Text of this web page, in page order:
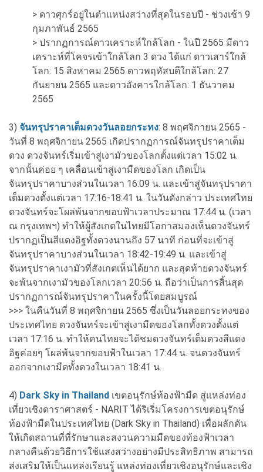
> ดาวศุกร์อยู่ในตำแหน่งสว่างที่สุดในรอบปี - ช่วงเช้า 9
กุมภาพันธ์ 2565
> ปรากฏการณ์ดาวเคราะห์ใกล้โลก - ในปี 2565 มีดาว
เคราะห์ที่โคจรเข้าใกล้โลก 3 ดวง ได้แก่ ดาวเสาร์ใกล้
โลก: 15 สิงหาคม 2565 ดาวพฤหัสบดีใกล้โลก: 27
กันยายน 2565 และดาวอังคารใกล้โลก: 1 ธันวาคม
2565
3) จันทรุปราคาเต็มดวงวันลอยกระทง: 8 พฤศจิกายน 2565 -
วันที่ 8 พฤศจิกายน 2565 เกิดปรากฏการณ์จันทรุปราคาเต็ม
ดวง ดวงจันทร์เริ่มเข้าสู่เงามัวของโลกตั้งแต่เวลา 15:02 น.
จากนั้นค่อย ๆ เคลื่อนเข้าสู่เงามืดของโลก เกิดเป็น
จันทรุปราคาบางส่วนในเวลา 16:09 น. และเข้าสู่จันทรุปราคา
เต็มดวงตั้งแต่เวลา 17:16-18:41 น. ในวันดังกล่าว ประเทศไทย
ดวงจันทร์จะโผล่พ้นจากขอบฟ้าเวลาประมาณ 17:44 น. (เวลา
ณ กรุงเทพฯ) ทำให้ผู้สังเกตในไทยมีโอกาสมองเห็นดวงจันทร์
ปรากฏเป็นสีแดงอิฐทั้งดวงนานถึง 57 นาที ก่อนที่จะเข้าสู่
จันทรุปราคาบางส่วนในเวลา 18:42-19:49 น. และเข้าสู่
จันทรุปราคาเงามัวที่สังเกตเห็นได้ยาก และสุดท้ายดวงจันทร์
จะพ้นจากเงามัวของโลกเวลา 20:56 น. ถือว่าเป็นการสิ้นสุด
ปรากฏการณ์จันทรุปราคาในครั้งนี้โดยสมบูรณ์
>>> ในคืนวันที่ 8 พฤศจิกายน 2565 ซึ่งเป็นวันลอยกระทงของ
ประเทศไทย ดวงจันทร์จะเข้าสู่เงามืดของโลกทั้งดวงตั้งแต่
เวลา 17:16 น. ทำให้คนไทยจะได้ชมดวงจันทร์เต็มดวงสีแดง
อิฐค่อยๆ โผล่พ้นจากขอบฟ้าในเวลา 17:44 น. จนดวงจันทร์
ออกจากเงามืดทั้งดวงในเวลา 18:41 น.
4) Dark Sky in Thailand เขตอนุรักษ์ท้องฟ้ามืด สู่แหล่งท่อง
เที่ยวเชิงดาราศาสตร์ - NARIT ได้ริเริ่มโครงการเขตอนุรักษ์
ท้องฟ้ามืดในประเทศไทย (Dark Sky in Thailand) เพื่อผลักดัน
ให้เกิดสถานที่ที่รักษาและสงวนความมืดของท้องฟ้าเวลา
กลางคืนด้วยวิธีการใช้แสงสว่างอย่างมีประสิทธิภาพ สามารถ
ส่งเสริมให้เป็นแหล่งเรียนรู้ แหล่งท่องเที่ยวเชิงอนุรักษ์และเชิง